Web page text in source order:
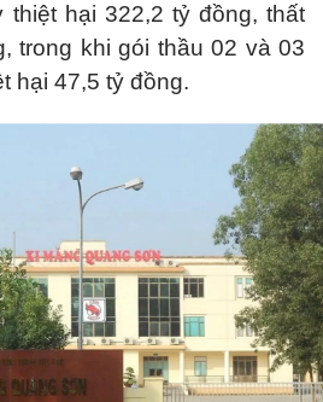
hại 322,2 tỷ đồng, thất
trong khi gói thầu 02 và 03
hại 47,5 tỷ đồng.